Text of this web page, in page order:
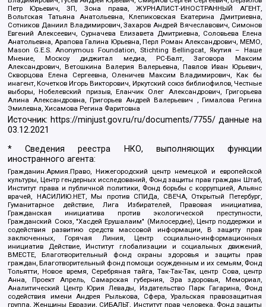
Петр Юрьевич, ЗП, Зона права, ЖУРНАЛИСТ-ИНОСТРАННЫЙ АГЕНТ,
Вольтская Татьяна Анатольевна, Клепиковская Екатерина Дмитриевна,
Сотников Даниил Владимирович, Захаров Андрей Вячеславович, Симонов
Евгений Алексеевич, Сурначева Елизавета Дмитриевна, Соловьева Елена
Анатольевна, Арапова Галина Юрьевна, Перл Роман Александрович, МЕМО,
Mason G.E.S. Anonymous Foundation, Stichting Bellingcat, Якутия – Наше
Мнение, Москоу диджитал медиа, РС-Балт, Заговора Максим
Александрович, Ветошкина Валерия Валерьевна, Павлов Иван Юрьевич,
Скворцова Елена Сергеевна, Оленичев Максим Владимирович, Как бы
инагент, Кочетков Игорь Викторович, Иркутский союз библиофилов, Честные
выборы, Нобелевский призыв, Еланчик Олег Александрович, Григорьева
Алина Александровна, Григорьев Андрей Валерьевич , Гималова Регина
Эмилевна, Хисамова Регина Фаритовна
Источник: https://minjust.gov.ru/ru/documents/7755/ данные на
03.12.2021
* Сведения реестра НКО, выполняющих функции
иностранного агента:
Гражданин.Армия.Право, Нижегородский центр немецкой и европейской
культуры, Центр гендерных исследований, Фонд защиты прав граждан Штаб,
Институт права и публичной политики, Фонд борьбы с коррупцией, Альянс
врачей, НАСИЛИЮ.НЕТ, Мы против СПИДа, СВЕЧА, Открытый Петербург,
Гуманитарное действие, Лига Избирателей, Правовая инициатива,
Гражданская инициатива против экологической преступности,
Гражданский Союз, "Хасдей Ерушалаим" (Милосердие), Центр поддержки и
содействия развитию средств массовой информации, В защиту прав
заключенных, Горячая Линия, Центр социально-информационных
инициатив Действие, Институт глобализации и социальных движений,
ВМЕСТЕ, Благотворительный фонд охраны здоровья и защиты прав
граждан, Благотворительный фонд помощи осужденным и их семьям, Фонд
Тольятти, Новое время, Серебряная тайга, Так-Так-Так, центр Сова, центр
Анна, Проект Апрель, Самарская губерния, Эра здоровья, Мемориал,
Аналитический Центр Юрия Левады, Издательство Парк Гагарина, Фонд
содействия имени Андрея Рылькова, Сфера, Уральская правозащитная
группа, Женщины Евразии, СИБАЛЬТ, Институт прав человека, Фонд защиты